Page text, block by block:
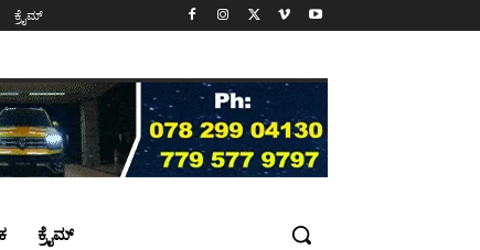
ಕ್ರೈಮ್
ಕ್ರೈಮ್